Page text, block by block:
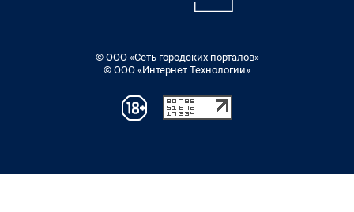
© ООО «Сеть городских порталов»
© ООО «Интернет Технологии»